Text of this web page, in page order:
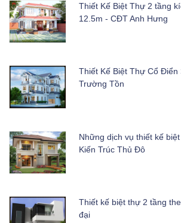
Thiết Kế Biệt Thự 2 tầng
12.5m - CĐT Anh Hưng
Thiết Kế Biệt Thự Cổ Điển
Trường Tồn
Những dịch vụ thiết kế
Kiến Trúc Thủ Đô
Thiết kế biệt thự 2 tầng
đại